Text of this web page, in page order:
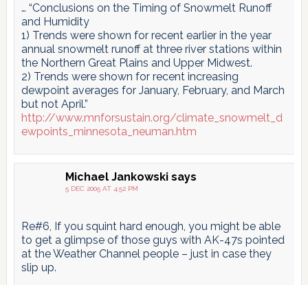
… “Conclusions on the Timing of Snowmelt Runoff
and Humidity
1) Trends were shown for recent earlier in the year
annual snowmelt runoff at three river stations within
the Northern Great Plains and Upper Midwest.
2) Trends were shown for recent increasing
dewpoint averages for January, February, and March
but not April.”
http://www.mnforsustain.org/climate_snowmelt_d
ewpoints_minnesota_neuman.htm
Michael Jankowski says
5 DEC 2005 AT 4:52 PM
Re#6, If you squint hard enough, you might be able
to get a glimpse of those guys with AK-47s pointed
at the Weather Channel people – just in case they
slip up.